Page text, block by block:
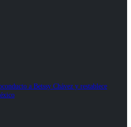
a Betssy Chávez y restablece